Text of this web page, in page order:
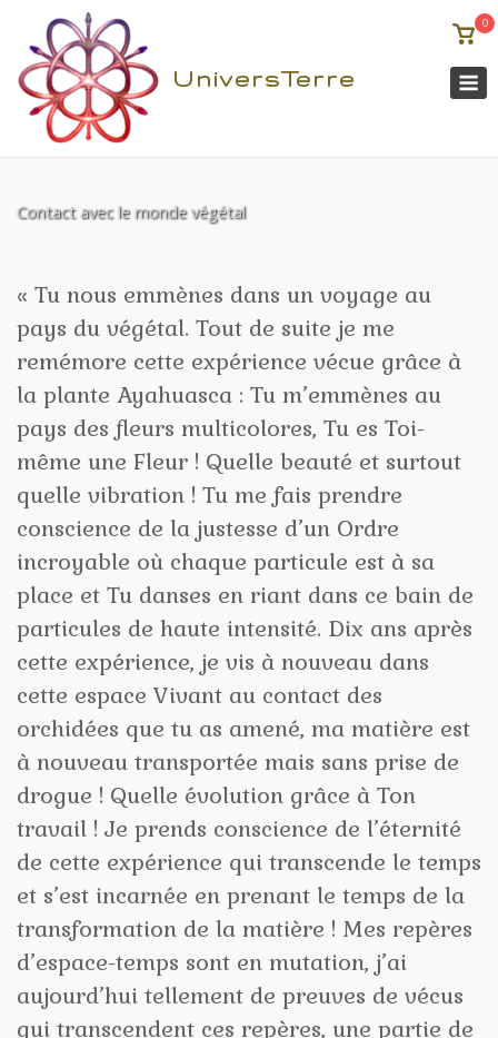
Aller
contenu
UniversTerre
Voir
0
Contact avec le monde végétal
« Tu nous emmènes dans un voyage au
pays du végétal. Tout de suite je me
remémore cette expérience vécue grâce à
la plante Ayahuasca : Tu m’emmènes au
pays des fleurs multicolores, Tu es Toi-
même une Fleur ! Quelle beauté et surtout
quelle vibration ! Tu me fais prendre
conscience de la justesse d’un Ordre
incroyable où chaque particule est à sa
place et Tu danses en riant dans ce bain de
particules de haute intensité. Dix ans après
cette expérience, je vis à nouveau dans
cette espace Vivant au contact des
orchidées que tu as amené, ma matière est
à nouveau transportée mais sans prise de
drogue ! Quelle évolution grâce à Ton
travail ! Je prends conscience de l’éternité
de cette expérience qui transcende le temps
et s’est incarnée en prenant le temps de la
transformation de la matière ! Mes repères
d’espace-temps sont en mutation, j’ai
aujourd’hui tellement de preuves de vécus
qui transcendent ces repères, une partie de